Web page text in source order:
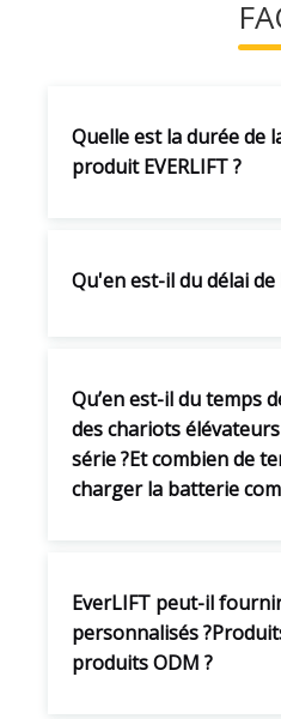
Quelle est la durée de
produit EVERLIFT ?
Qu'en est-il du délai de
Qu’en est-il du temps
des chariots
série ?Et combien de
charger la batterie
EverLIFT peut-il
personnalisés
produits ODM ?